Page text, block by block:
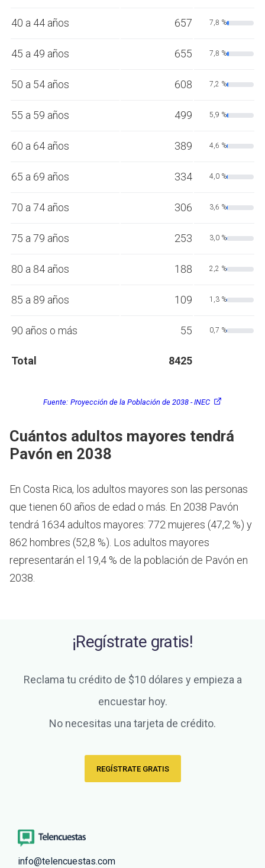
40 a 44 años 657 7,8 %
45 a 49 años 655 7,8 %
50 a 54 años 608 7,2 %
55 a 59 años 499 5,9 %
60 a 64 años 389 4,6 %
65 a 69 años 334 4,0 %
70 a 74 años 306 3,6 %
75 a 79 años 253 3,0 %
80 a 84 años 188 2,2 %
85 a 89 años 109 1,3 %
90 años o más 55 0,7 %
Total 8425
Fuente: Proyección de la Población de 2038 - INEC
Cuántos adultos mayores tendrá
Pavón en 2038
En Costa Rica, los adultos mayores son las personas
que tienen 60 años de edad o más. En 2038 Pavón
tendrá 1634 adultos mayores: 772 mujeres (47,2 %) y
862 hombres (52,8 %). Los adultos mayores
representarán el 19,4 % de la población de Pavón en
2038.
¡Regístrate gratis!
Reclama tu crédito de $10 dólares y empieza a
encuestar hoy.
No necesitas una tarjeta de crédito.
REGÍSTRATE GRATIS
info@telencuestas.com